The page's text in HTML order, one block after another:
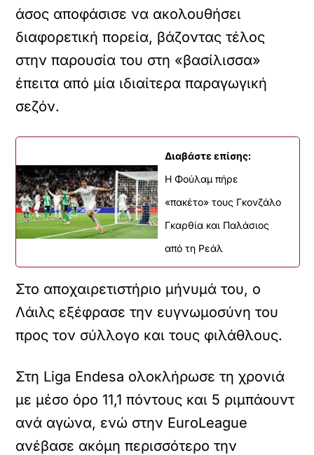
άσος αποφάσισε να ακολουθήσει
διαφορετική πορεία, βάζοντας τέλος
στην παρουσία του στη «βασίλισσα»
έπειτα από μία ιδιαίτερα παραγωγική
σεζόν.
Διαβάστε επίσης:
H Φούλαμ πήρε
«πακέτο» τους Γκονζάλο
Γκαρθία και Παλάσιος
από τη Ρεάλ
Στο αποχαιρετιστήριο μήνυμά του, ο
Λάιλς εξέφρασε την ευγνωμοσύνη του
προς τον σύλλογο και τους φιλάθλους.
Στη Liga Endesa ολοκλήρωσε τη χρονιά
με μέσο όρο 11,1 πόντους και 5 ριμπάουντ
ανά αγώνα, ενώ στην EuroLeague
ανέβασε ακόμη περισσότερο την